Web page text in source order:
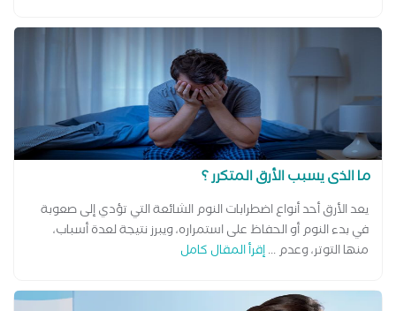
ما الذى يسبب الأرق المتكرر ؟
يعد الأرق أحد أنواع اضطرابات النوم الشائعة التي تؤدي إلى صعوبة
في بدء النوم أو الحفاظ على استمراره، ويبرز نتيجة لعدة أسباب،
منها التوتر، وعدم ...إقرأ المقال كامل